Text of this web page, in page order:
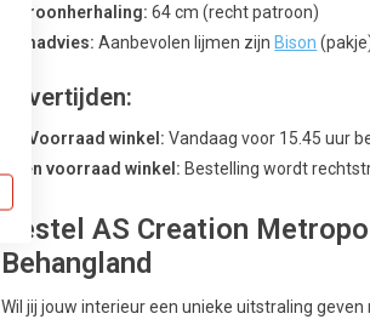
Patroonherhaling: 64 cm (recht patroon)
Lijmadvies: Aanbevolen lijmen zijn Bison
Levertijden:
Uit Voorraad winkel: Vandaag voor 15.45 uur
Geen voorraad winkel: Bestelling wordt
Bestel AS Creation
Behangland
Wil jij jouw interieur een unieke uitstraling geven